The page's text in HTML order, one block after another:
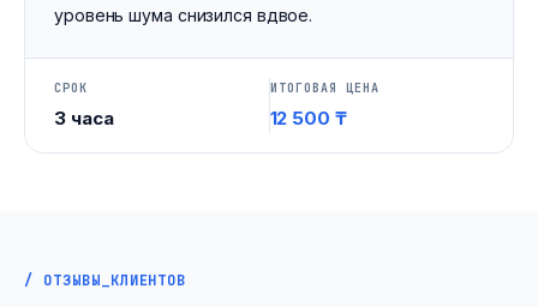
уровень шума снизился вдвое.
СРОК
3 часа
ИТОГОВАЯ ЦЕНА
12 500 ₸
/ ОТЗЫВЫ_КЛИЕНТОВ